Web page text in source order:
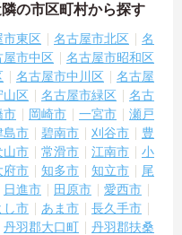
の市区町村から探す
市東区 名古屋市北区
名
屋市中区
名古屋市昭和区
名古屋市中川区
名古屋
山区 名古屋市緑区
名古
市 岡崎市 一宮市
瀬戸
島市 碧南市 刈谷市
豊
山市 常滑市 江南市
小
府市 知多市 知立市
尾
日進市 田原市
愛西市
し市 あま市
長久手市
丹羽郡大口町
丹羽郡扶桑